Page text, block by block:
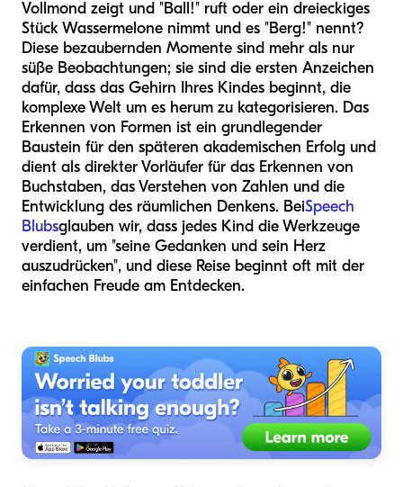
Vollmond zeigt und "Ball!" ruft oder ein dreieckiges
Stück Wassermelone nimmt und es "Berg!" nennt?
Diese bezaubernden Momente sind mehr als nur
süße Beobachtungen; sie sind die ersten Anzeichen
dafür, dass das Gehirn Ihres Kindes beginnt, die
komplexe Welt um es herum zu kategorisieren. Das
Erkennen von Formen ist ein grundlegender
Baustein für den späteren akademischen Erfolg und
dient als direkter Vorläufer für das Erkennen von
Buchstaben, das Verstehen von Zahlen und die
Entwicklung des räumlichen Denkens. BeiSpeech
Blubsglauben wir, dass jedes Kind die Werkzeuge
verdient, um "seine Gedanken und sein Herz
auszudrücken", und diese Reise beginnt oft mit der
einfachen Freude am Entdecken.